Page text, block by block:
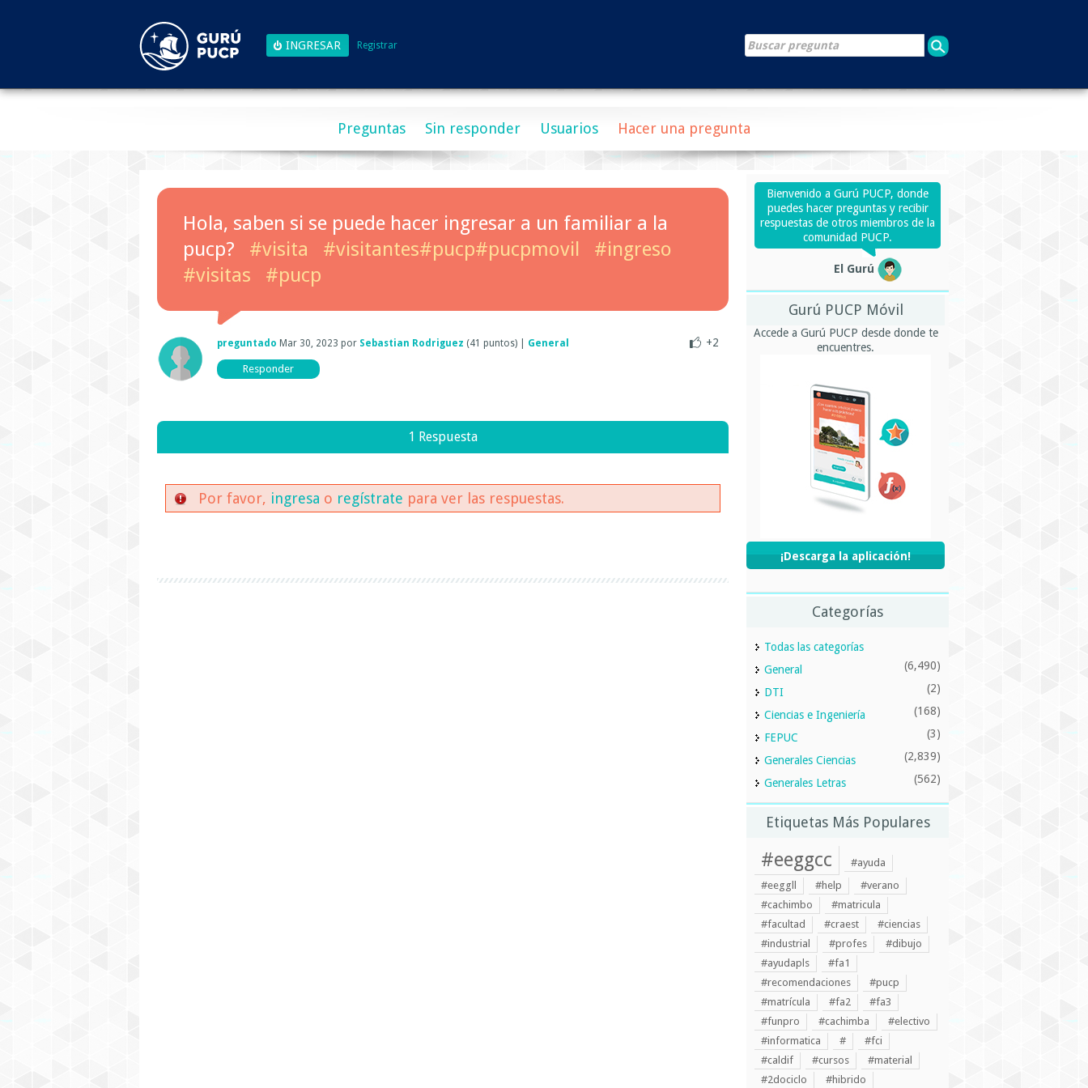
Registrar
Preguntas Sin responder Usuarios Hacer una pregunta
Hola, saben si se puede hacer ingresar a un familiar a la
pucp?
#visita #visitantes#pucp#pucpmovil
#ingreso
#visitas
#pucp
+2
preguntado Mar 30, 2023 por Sebastian Rodriguez (41 puntos) General
1 Respuesta
Por favor, ingresa o regístrate para ver las respuestas.
Bienvenido a Gurú PUCP, donde
puedes hacer preguntas y recibir
respuestas de otros miembros de la
comunidad PUCP.
El Gurú
Gurú PUCP Móvil
Accede a Gurú PUCP desde donde te
encuentres.
¡Descarga la aplicación!
Categorías
Todas las categorías
General
(6,490)
DTI (2)
Ciencias e Ingeniería (168)
FEPUC (3)
Generales Ciencias (2,839)
Generales Letras (562)
Etiquetas Más Populares
#eeggcc
#ayuda
#eeggll
#help
#verano
#cachimbo
#matricula
#facultad
#craest
#ciencias
#industrial
#profes
#dibujo
#ayudapls
#fa1
#recomendaciones
#pucp
#matrícula
#fa2
#fa3
#funpro
#cachimba
#electivo
#informatica
#
#fci
#caldif
#cursos
#material
#2dociclo
#hibrido